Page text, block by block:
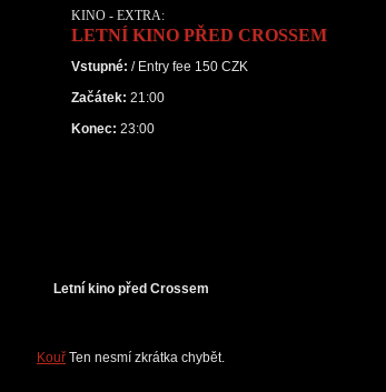
KINO - EXTRA:
LETNÍ KINO PŘED CROSSEM
Vstupné: / Entry fee 150 CZK
Začátek: 21:00
Konec: 23:00
Letní kino před Crossem
Kouř Ten nesmí zkrátka chybět.